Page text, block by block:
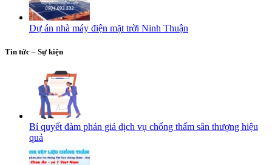
Dự án nhà máy điện mặt trời Ninh Thuận
Tin tức – Sự kiện
Bí quyết đàm phán giá dịch vụ chống thấm sân thượng hiệu
quả